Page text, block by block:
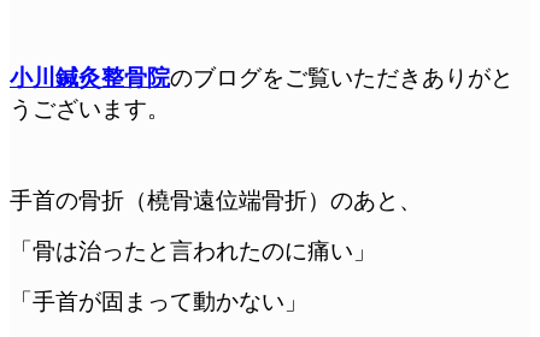
小川鍼灸整骨院のブログをご覧いただきありがと
うございます。
手首の骨折（橈骨遠位端骨折）のあと、
「骨は治ったと言われたのに痛い」
「手首が固まって動かない」